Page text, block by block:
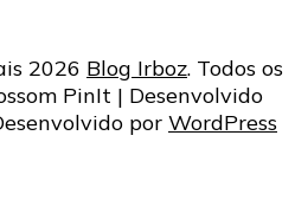
2026 Blog Irboz. Todos os
PinIt | Desenvolvido
por WordPress